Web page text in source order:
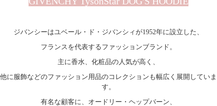
ジバンシーはユベール・ド・ジバンシィが1952年に設立した、
フランスを代表するファッションブランド。
主に香水、化粧品の人気が高く、
他に服飾などのファッション用品のコレクションも幅広く展開していま
す。
有名な顧客に、オードリー・ヘップバーン、